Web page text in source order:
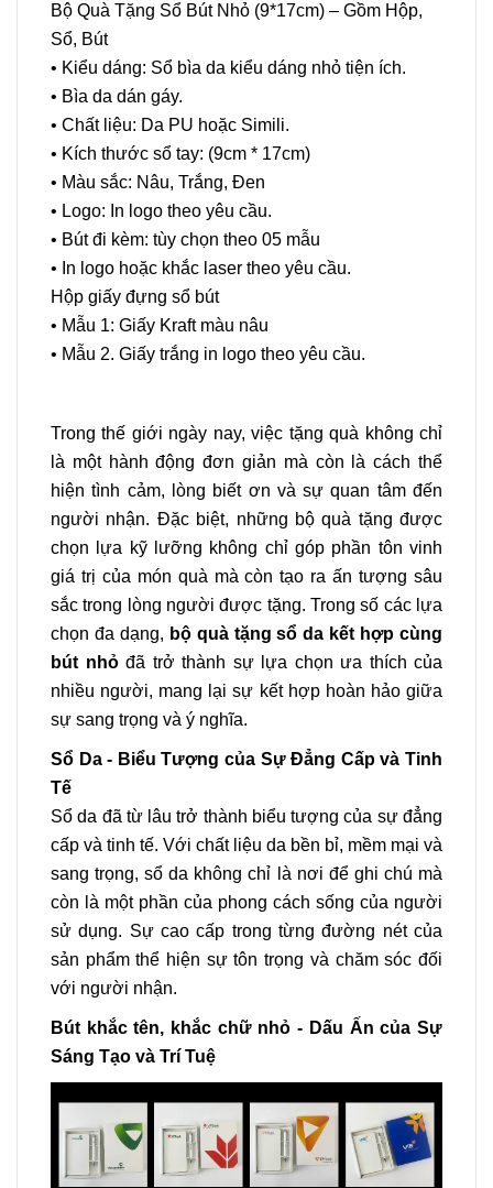
Bộ Quà Tặng Sổ Bút Nhỏ (9*17cm) – Gồm Hộp,
Sổ, Bút
• Kiểu dáng: Sổ bìa da kiểu dáng nhỏ tiện ích.
• Bìa da dán gáy.
• Chất liệu: Da PU hoặc Simili.
• Kích thước sổ tay: (9cm * 17cm)
• Màu sắc: Nâu, Trắng, Đen
• Logo: In logo theo yêu cầu.
• Bút đi kèm: tùy chọn theo 05 mẫu
• In logo hoặc khắc laser theo yêu cầu.
Hộp giấy đựng sổ bút
• Mẫu 1: Giấy Kraft màu nâu
• Mẫu 2. Giấy trắng in logo theo yêu cầu.
Trong thế giới ngày nay, việc tặng quà không chỉ
là một hành động đơn giản mà còn là cách thể
hiện tình cảm, lòng biết ơn và sự quan tâm đến
người nhận. Đặc biệt, những bộ quà tặng được
chọn lựa kỹ lưỡng không chỉ góp phần tôn vinh
giá trị của món quà mà còn tạo ra ấn tượng sâu
sắc trong lòng người được tặng. Trong số các lựa
chọn đa dạng, bộ quà tặng sổ da kết hợp cùng
bút nhỏđã trở thành sự lựa chọn ưa thích của
nhiều người, mang lại sự kết hợp hoàn hảo giữa
sự sang trọng và ý nghĩa.
Sổ Da - Biểu Tượng của Sự Đẳng Cấp và Tinh
Tế
Sổ da đã từ lâu trở thành biểu tượng của sự đẳng
cấp và tinh tế. Với chất liệu da bền bỉ, mềm mại và
sang trọng, sổ da không chỉ là nơi để ghi chú mà
còn là một phần của phong cách sống của người
sử dụng. Sự cao cấp trong từng đường nét của
sản phẩm thể hiện sự tôn trọng và chăm sóc đối
với người nhận.
Bút khắc tên, khắc chữ nhỏ - Dấu Ấn của Sự
Sáng Tạo và Trí Tuệ